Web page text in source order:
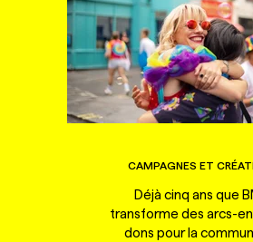
CAMPAGNES ET
Déjà cinq ans que
transforme des arcs-
dons pour la